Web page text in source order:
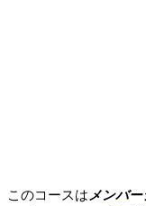
このコースはメンバ